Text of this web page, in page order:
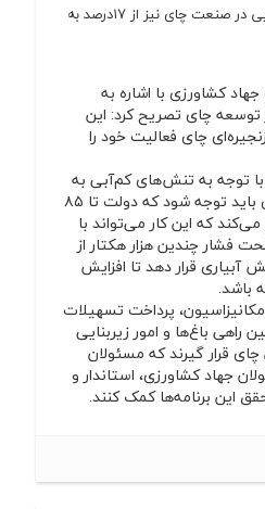
۸۲۸هکتار و ضریب خودکفایی در صنعت چای نیز از ۱۷درصد به
کشاورزی با اشاره به
چای تصریح کرد: این
چای فعالیت خود را
توجه به تنش‌های کم‌آبی به
حفر چاه در بخش چایکاری باید توجه شود که دولت تا ۸۵
که این کار می‌تواند با
فشار چندین هزار هکتار از
آبیاری قرار دهد تا افزایش
باشد.
پرداخت تسهیلات
راهی باغ‌ها و امور زیربنایی
چای قرار گیرند که مسئولان
جهاد کشاورزی، استاندار و
این برنامه‌ها کمک کنند.